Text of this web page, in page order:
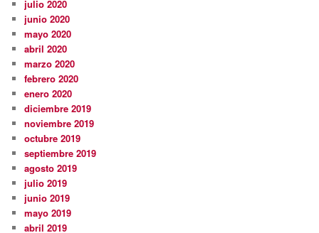
julio 2020
junio 2020
mayo 2020
abril 2020
marzo 2020
febrero 2020
enero 2020
diciembre 2019
noviembre 2019
octubre 2019
septiembre 2019
agosto 2019
julio 2019
junio 2019
mayo 2019
abril 2019